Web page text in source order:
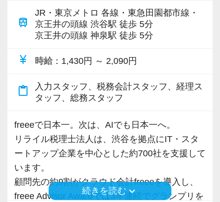
お客様から「こうしたい」という理想をいただ
いたら、それを一緒になって実現するために大
ます。ご紹介案件が7割を超えているのも、そう
いった私たちの姿勢がお客様から評価されてい
るからだと自負しています。
今後もお客様に満足していただけるようにスキ
ルの向上を目指し、税務のプロとして高い信頼
を獲得していきます。
お客様から信頼され、心の通ったサービスを提
供する真の「税務プロフェッショナル」として
の道を私たちと一緒に歩んでみませんか？
お客様に事務所までご来社いただく来所型サー
ビスで、中小企業の経営を幅広くサポートして
います。
専門Webサイトを10サイト以上運営しており、
各オフィスに国税OB税理士が在籍しているの
税理士という仕事は不況に強い仕事で、融資対
応、給付金のサポート、補助金のサポートなど
お手伝いできる業務は数多く存在しています。
そのため、全拠点でスタッフの増員に力を入れ
ており、さらなるサービス品質の向上を目指し
train
JR・東京メトロ 各線・東急田園都市線・
京王井の頭線 渋谷駅 徒歩 5分
京王井の頭線 神泉駅 徒歩 5分
currency_yen 時給 ：1,430円 ～ 2,090円
content_paste
入力スタッフ、税務会計スタッフ、経理ス
タッフ、総務スタッフ
freeeで日本一。次は、AIでも日本一へ。
リライル税理士法人は、渋谷を拠点にIT・スタ
ートアップ企業を中心とした約700社を支援して
います。
顧問先の約9割がクラウド会計freeeを導入し、
freee Advisor Awardでは3年連続でグランプリを
続きを読むkeyboard_arrow_down